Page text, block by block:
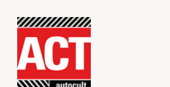
contenu